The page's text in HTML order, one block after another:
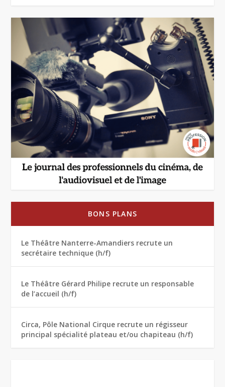
BONS PLANS
Le Théâtre Nanterre-Amandiers recrute un
secrétaire technique (h/f)
Le Théâtre Gérard Philipe recrute un responsable
de l’accueil (h/f)
Circa, Pôle National Cirque recrute un régisseur
principal spécialité plateau et/ou chapiteau (h/f)